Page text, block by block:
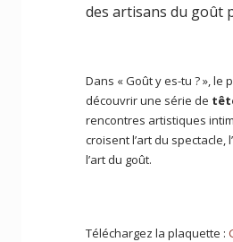
des artisans du goût
Dans « Goût y es-tu ? », le
découvrir une série de
rencontres artistiques
croisent l’art du spectacle,
l’art du goût.
Téléchargez la plaquette :